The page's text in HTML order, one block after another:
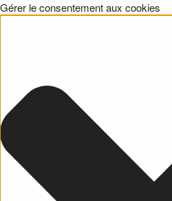
Gérer le consentement aux cookies